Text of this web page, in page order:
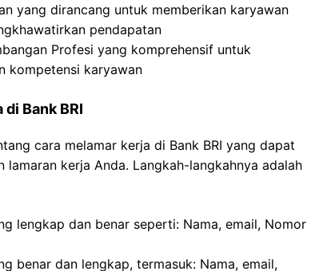
yang dirancang untuk memberikan karyawan
pendapatan
Profesi yang komprehensif untuk
kompetensi karyawan
Bank BRI
cara melamar kerja di Bank BRI yang dapat
lamaran kerja Anda. Langkah-langkahnya adalah
lengkap dan benar seperti: Nama, email, Nomor
benar dan lengkap, termasuk: Nama, email,